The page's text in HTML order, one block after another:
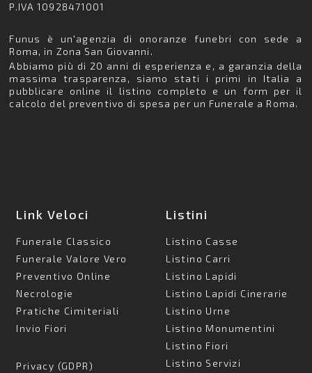
P.IVA 10928471001
Funus è un'agenzia di onoranze funebri con sede a
Roma, in Zona San Giovanni.
Abbiamo più di 20 anni di esperienza e, a garanzia della
massima trasparenza, siamo stati i primi in Italia a
pubblicare online il listino completo e un form per il
calcolo del preventivo di spesa per un Funerale a Roma.
Link Veloci
Funerale Classico
Funerale Valore Vero
Preventivo Online
Necrologie
Pratiche Cimiteriali
Invio Fiori
Privacy (GDPR)
Listini
Listino Casse
Listino Carri
Listino Lapidi
Listino Lapidi Cinerarie
Listino Urne
Listino Monumentini
Listino Fiori
Listino Servizi